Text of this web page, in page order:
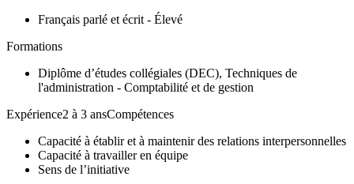
Français parlé et écrit - Élevé
Formations
Diplôme d’études collégiales (DEC), Techniques de
l'administration - Comptabilité et de gestion
Expérience2 à 3 ansCompétences
Capacité à établir et à maintenir des relations interpersonnelles
Capacité à travailler en équipe
Sens de l’initiative